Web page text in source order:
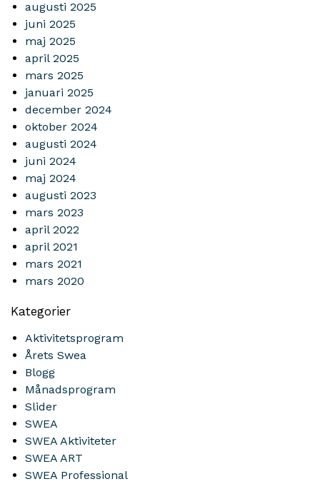
augusti 2025
juni 2025
maj 2025
april 2025
mars 2025
januari 2025
december 2024
oktober 2024
augusti 2024
juni 2024
maj 2024
augusti 2023
mars 2023
april 2022
april 2021
mars 2021
mars 2020
Kategorier
Aktivitetsprogram
Årets Swea
Blogg
Månadsprogram
Slider
SWEA
SWEA Aktiviteter
SWEA ART
SWEA Professional